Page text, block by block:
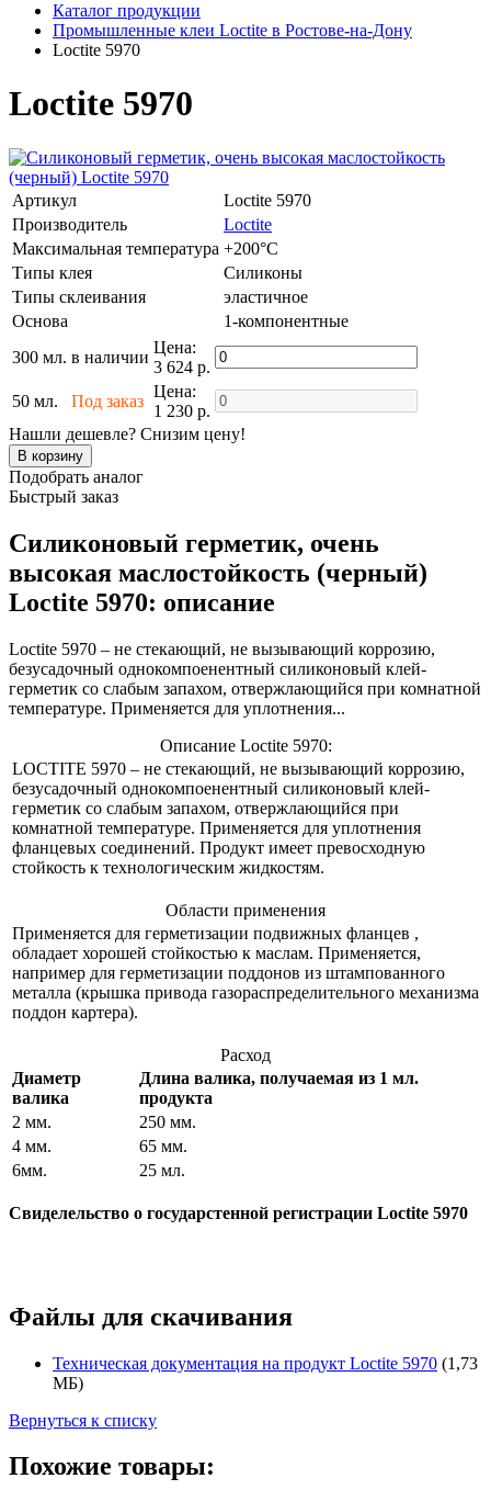
Каталог продукции
Промышленные клеи Loctite в Ростове-на-Дону
Loctite 5970
Loctite 5970
Артикул
Loctite 5970
Производитель
Loctite
Максимальная температура +200°C
Типы клея
Силиконы
Типы склеивания
эластичное
Основа
1-компонентные
300 мл. в наличии
Цена:
3 624 р.
50 мл.
Под заказ
Цена:
1 230 р.
Нашли дешевле? Снизим цену!
Подобрать аналог
Быстрый заказ
Силиконовый герметик, очень
высокая маслостойкость (черный)
Loctite 5970: описание
Loctite 5970 – не стекающий, не вызывающий коррозию,
безусадочный однокомпоенентный силиконовый клей-
герметик со слабым запахом, отвержлающийся при комнатной
температуре. Применяется для уплотнения...
Описание Loctite 5970:
LOCTITE 5970 – не стекающий, не вызывающий коррозию,
безусадочный однокомпоенентный силиконовый клей-
герметик со слабым запахом, отвержлающийся при
комнатной температуре. Применяется для уплотнения
фланцевых соединений. Продукт имеет превосходную
стойкость к технологическим жидкостям.
Области применения
Применяется для герметизации подвижных фланцев ,
обладает хорошей стойкостью к маслам. Применяется,
например для герметизации поддонов из штампованного
металла (крышка привода газораспределительного механизма
поддон картера).
Расход
Диаметр
валика
Длина валика, получаемая из 1 мл.
продукта
2 мм.
250 мм.
4 мм.
65 мм.
6мм.
25 мл.
Свиделельство о государстенной регистрации Loctite 5970
Файлы для скачивания
Техническая документация на продукт Loctite 5970 (1,73
МБ)
Вернуться к списку
Похожие товары: